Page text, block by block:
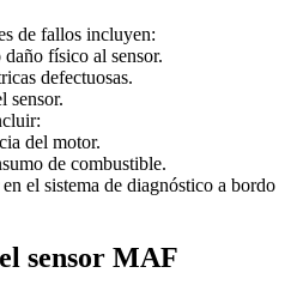
de fallos incluyen:
físico al sensor.
defectuosas.
sensor.
del motor.
de combustible.
el sistema de diagnóstico a bordo
sensor MAF